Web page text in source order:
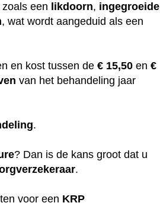
zoals een likdoorn, ingegroeide
, wat wordt aangeduid als een
en kost tussen de € 15,50en€
van het behandeling jaar
.
? Dan is de kans groot dat u
.
voor een KRP